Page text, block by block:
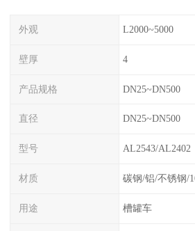
外观 L2000~5000
壁厚 4
产品规格 DN25~DN500
直径 DN25~DN500
型号 AL2543/AL2402
材质 碳钢/铝/不锈钢/
用途 槽罐车